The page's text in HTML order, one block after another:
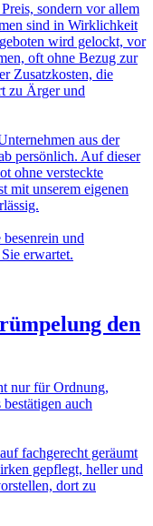
sondern vor allem
sind in Wirklichkeit
wird gelockt, vor
oft ohne Bezug zur
Zusatzkosten, die
zu Ärger und
aus der
persönlich. Auf dieser
ohne versteckte
mit unserem eigenen
und
erwartet.
den
nur für Ordnung,
auch
fachgerecht geräumt
gepflegt, heller und
dort zu